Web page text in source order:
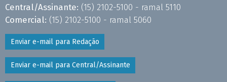
Central/Assinante: (15) 2102-5100 - ramal 5110
Comercial: (15) 2102-5100 - ramal 5060
Enviar e-mail para Redação
Enviar e-mail para Central/Assinante